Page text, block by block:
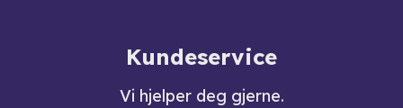
Kundeservice
Vi hjelper deg gjerne.